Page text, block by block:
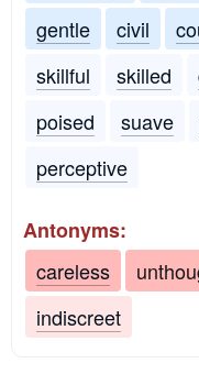
gentle
civil
skillful
skilled
poised
suave
perceptive
Antonyms:
careless
indiscreet